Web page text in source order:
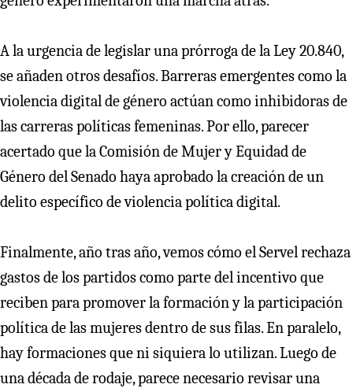
A la urgencia de legislar una prórroga de la Ley 20.840,
se añaden otros desafíos. Barreras emergentes como la
violencia digital de género actúan como inhibidoras de
las carreras políticas femeninas. Por ello, parecer
acertado que la Comisión de Mujer y Equidad de
Género del Senado haya aprobado la creación de un
delito específico de violencia política digital.
Finalmente, año tras año, vemos cómo el Servel rechaza
gastos de los partidos como parte del incentivo que
reciben para promover la formación y la participación
política de las mujeres dentro de sus filas. En paralelo,
hay formaciones que ni siquiera lo utilizan. Luego de
una década de rodaje, parece necesario revisar una